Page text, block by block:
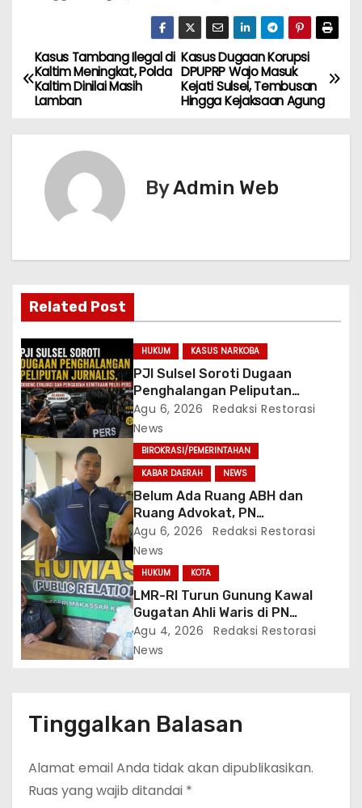
N
a
v
s
p
o
s
Kasus Dugaan Korupsi
DPUPRP Wajo Masuk
Kejati Sulsel, Tembusan
Hingga Kejaksaan Agung
Kasus Tambang Ilegal di
Kaltim Meningkat, Polda
Kaltim Dinilai Masih
Lamban
ByAdmin Web
Related Post
HUKUM KASUS NARKOBA
PJI Sulsel Soroti Dugaan
Penghalangan Peliputan
Jurnalis, Dorong Evaluasi dan
Penguatan Kemitraan Polri-
Pers
Agu 6, 2026
Redaksi Restorasi
News
BIROKRASI/PEMERINTAHAN
KABAR DAERAH
NEWS
Belum Ada Ruang ABH dan
Ruang Advokat, PN
Sungguminasa Diminta Benahi
Pelayanan Publik
Agu 6, 2026
Redaksi Restorasi
News
HUKUM KOTA
LMR-RI Turun Gunung Kawal
Gugatan Ahli Waris di PN
Makassar, Humas Buka Tahapan
Persidangan
Agu 4, 2026
Redaksi Restorasi
News
Tinggalkan Balasan
Alamat email Anda tidak akan dipublikasikan.
Ruas yang wajib ditandai *